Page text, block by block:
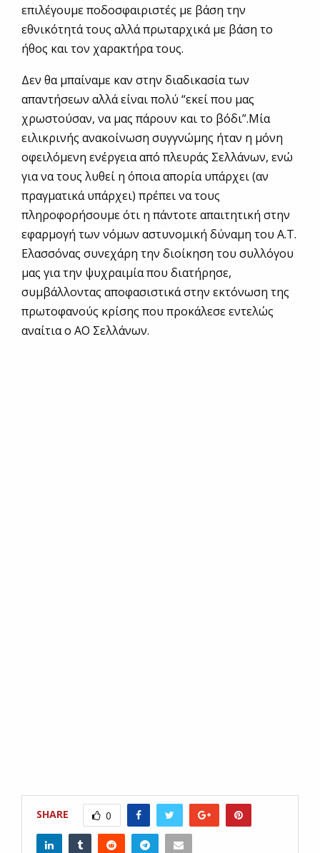
επιλέγουμε ποδοσφαιριστές με βάση την
εθνικότητά τους αλλά πρωταρχικά με βάση το
ήθος και τον χαρακτήρα τους.
Δεν θα μπαίναμε καν στην διαδικασία των
απαντήσεων αλλά είναι πολύ “εκεί που μας
χρωστούσαν, να μας πάρουν και το βόδι”.Μία
ειλικρινής ανακοίνωση συγγνώμης ήταν η μόνη
οφειλόμενη ενέργεια από πλευράς Σελλάνων, ενώ
για να τους λυθεί η όποια απορία υπάρχει (αν
πραγματικά υπάρχει) πρέπει να τους
πληροφορήσουμε ότι η πάντοτε απαιτητική στην
εφαρμογή των νόμων αστυνομική δύναμη του Α.Τ.
Ελασσόνας συνεχάρη την διοίκηση του συλλόγου
μας για την ψυχραιμία που διατήρησε,
συμβάλλοντας αποφασιστικά στην εκτόνωση της
πρωτοφανούς κρίσης που προκάλεσε εντελώς
αναίτια ο ΑΟ Σελλάνων.
SHARE 0